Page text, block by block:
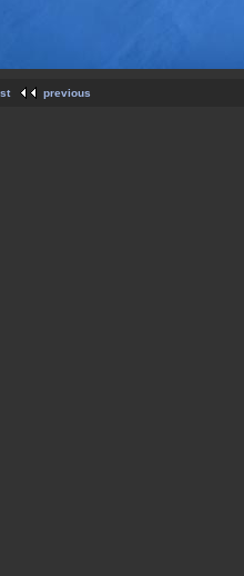
previous